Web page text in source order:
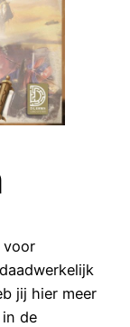
voor
jij hier meer
de